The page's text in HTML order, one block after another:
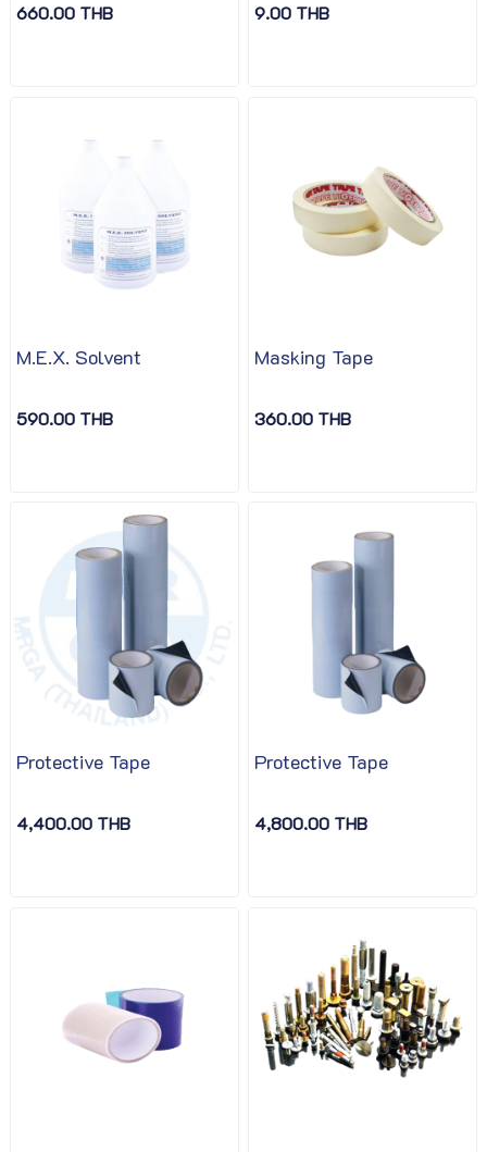
660.00 THB 9.00 THB
M.E.X. Solvent
590.00 THB
Masking Tape
360.00 THB
Protective Tape
4,400.00 THB
Protective Tape
4,800.00 THB